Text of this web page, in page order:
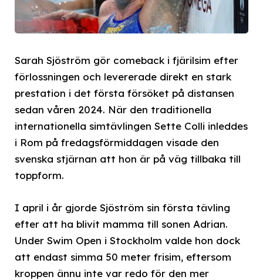
Sarah Sjöström gör comeback i fjärilsim efter
förlossningen och levererade direkt en stark
prestation i det första försöket på distansen
sedan våren 2024. När den traditionella
internationella simtävlingen Sette Colli inleddes
i Rom på fredagsförmiddagen visade den
svenska stjärnan att hon är på väg tillbaka till
toppform.
I april i år gjorde Sjöström sin första tävling
efter att ha blivit mamma till sonen Adrian.
Under Swim Open i Stockholm valde hon dock
att endast simma 50 meter frisim, eftersom
kroppen ännu inte var redo för den mer